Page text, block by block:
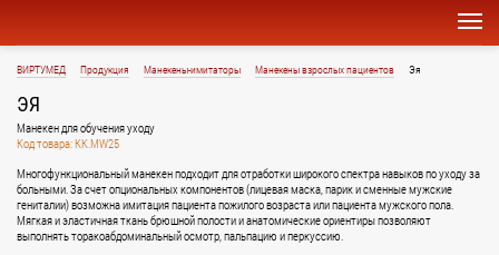
ВИРТУМЕД Продукция Манекены-имитаторы Манекены взрослых пациентов Эя
ЭЯ
Mанекен для обучения уходу
Код товара: KK.MW25
Многофункциональный манекен подходит для отработки широкого спектра навыков по уходу за
больными. За счет опциональных компонентов (лицевая маска, парик и сменные мужские
гениталии) возможна имитация пациента пожилого возраста или пациента мужского пола.
Мягкая и эластичная ткань брюшной полости и анатомические ориентиры позволяют
выполнять торакоабдоминальный осмотр, пальпацию и перкуссию.